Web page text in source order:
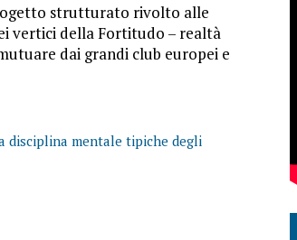
strutturato rivolto alle
vertici della Fortitudo – realtà
dai grandi club europei e
disciplina mentale tipiche degli